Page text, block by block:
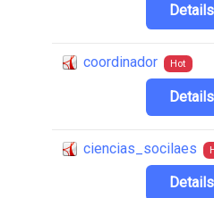
Details
coordinador Hot
Details
ciencias_socilaes
Details